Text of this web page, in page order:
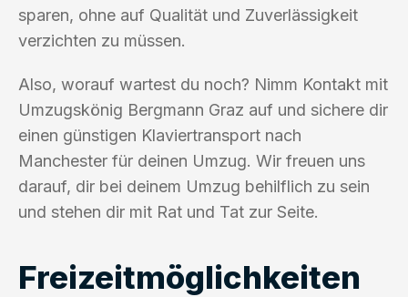
sparen, ohne auf Qualität und Zuverlässigkeit
verzichten zu müssen.
Also, worauf wartest du noch? Nimm Kontakt mit
Umzugskönig Bergmann Graz auf und sichere dir
einen günstigen Klaviertransport nach
Manchester für deinen Umzug. Wir freuen uns
darauf, dir bei deinem Umzug behilflich zu sein
und stehen dir mit Rat und Tat zur Seite.
Freizeitmöglichkeiten